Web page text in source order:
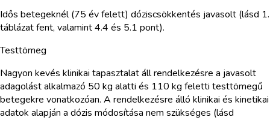
Idős betegeknél (75 év felett) dóziscsökkentés javasolt (lásd 1.
táblázat fent, valamint 4.4 és 5.1 pont).
Testtömeg
Nagyon kevés klinikai tapasztalat áll rendelkezésre a javasolt
adagolást alkalmazó 50 kg alatti és 110 kg feletti testtömegű
betegekre vonatkozóan. A rendelkezésre álló klinikai és kinetikai
adatok alapján a dózis módosítása nem szükséges (lásd